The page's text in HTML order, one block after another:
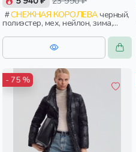
СНЕЖНАЯ КОРОЛЕВАчерный,
полиэстер, мех, нейлон, зима,
осень, россия, прямые, застежка,
стеганые, прорези, карман,
воротник, воротник-стойка,
женщины, взрослые
- 75 %